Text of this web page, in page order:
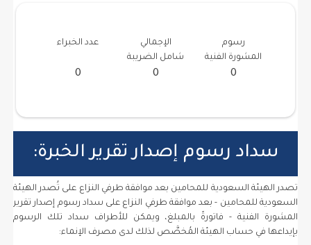
رسوم
المشورة الفنية
الإجمالي
شامل الضريبة
عدد الخبراء
سداد رسوم إصدار تقرير الخبرة:
تصدر الهيئة السعودية للمحامين بعد موافقة طرفي النزاع على تُصدر الهيئة
السعودية للمحامين - بعد موافقة طرفي النزاع على سداد رسوم إصدار تقرير
المشورة الفنية - فاتورةً بالمبلغ، ويمكن للأطراف سداد تلك الرسوم
بإيداعها في حساب الهيئة المُخصَّص لذلك لدى مصرف الإنماء: